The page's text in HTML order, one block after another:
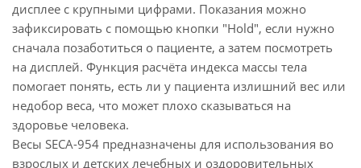
дисплее с крупными цифрами. Показания можно
зафиксировать с помощью кнопки "Hold", если нужно
сначала позаботиться о пациенте, а затем посмотреть
на дисплей. Функция расчёта индекса массы тела
помогает понять, есть ли у пациента излишний вес или
недобор веса, что может плохо сказываться на
здоровье человека.
Весы SECA-954 предназначены для использования во
взрослых и детских лечебных и оздоровительных